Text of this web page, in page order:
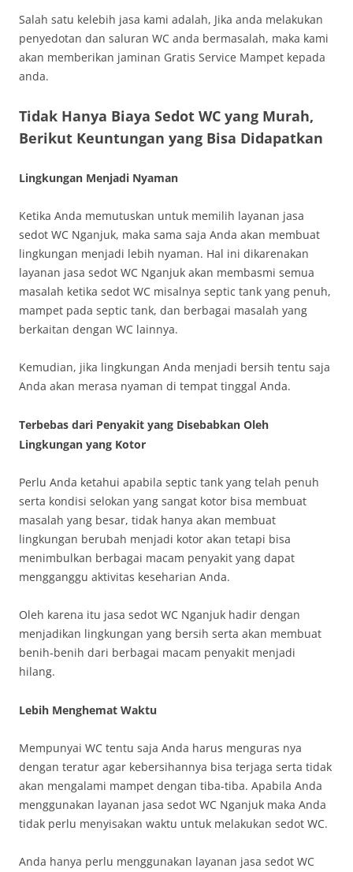
Salah satu kelebih jasa kami adalah, Jika anda melakukan
penyedotan dan saluran WC anda bermasalah, maka kami
akan memberikan jaminan Gratis Service Mampet kepada
anda.
Tidak Hanya Biaya Sedot WC yang Murah,
Berikut Keuntungan yang Bisa Didapatkan
Lingkungan Menjadi Nyaman
Ketika Anda memutuskan untuk memilih layanan jasa
sedot WC Nganjuk, maka sama saja Anda akan membuat
lingkungan menjadi lebih nyaman. Hal ini dikarenakan
layanan jasa sedot WC Nganjuk akan membasmi semua
masalah ketika sedot WC misalnya septic tank yang penuh,
mampet pada septic tank, dan berbagai masalah yang
berkaitan dengan WC lainnya.
Kemudian, jika lingkungan Anda menjadi bersih tentu saja
Anda akan merasa nyaman di tempat tinggal Anda.
Terbebas dari Penyakit yang Disebabkan Oleh
Lingkungan yang Kotor
Perlu Anda ketahui apabila septic tank yang telah penuh
serta kondisi selokan yang sangat kotor bisa membuat
masalah yang besar, tidak hanya akan membuat
lingkungan berubah menjadi kotor akan tetapi bisa
menimbulkan berbagai macam penyakit yang dapat
mengganggu aktivitas keseharian Anda.
Oleh karena itu jasa sedot WC Nganjuk hadir dengan
menjadikan lingkungan yang bersih serta akan membuat
benih-benih dari berbagai macam penyakit menjadi
hilang.
Lebih Menghemat Waktu
Mempunyai WC tentu saja Anda harus menguras nya
dengan teratur agar kebersihannya bisa terjaga serta tidak
akan mengalami mampet dengan tiba-tiba. Apabila Anda
menggunakan layanan jasa sedot WC Nganjuk maka Anda
tidak perlu menyisakan waktu untuk melakukan sedot WC.
Anda hanya perlu menggunakan layanan jasa sedot WC